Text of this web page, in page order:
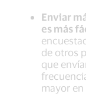
Enviar
es más
de otros
que
mayor en